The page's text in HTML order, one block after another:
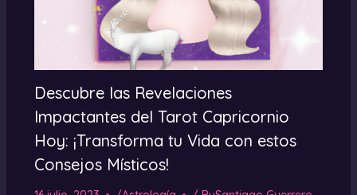
Descubre las Revelaciones
Impactantes del Tarot Capricornio
Hoy: ¡Transforma tu Vida con estos
Consejos Místicos!